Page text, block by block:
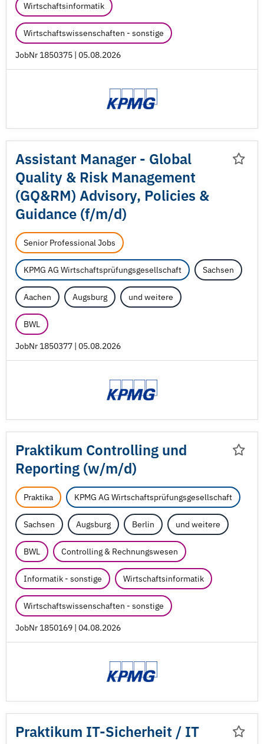
Wirtschaftsinformatik
Wirtschaftswissenschaften - sonstige
JobNr 1850375 | 05.08.2026
Assistant Manager - Global
Quality & Risk Management
(GQ&RM) Advisory, Policies &
Guidance (f/m/d)
Senior Professional Jobs
KPMG AG Wirtschaftsprüfungsgesellschaft Sachsen
Aachen Augsburg und weitere
BWL
JobNr 1850377 | 05.08.2026
Praktikum Controlling und
Reporting (w/m/d)
Praktika KPMG AG Wirtschaftsprüfungsgesellschaft
Sachsen Augsburg Berlin und weitere
BWL Controlling & Rechnungswesen
Informatik - sonstige Wirtschaftsinformatik
Wirtschaftswissenschaften - sonstige
JobNr 1850169 | 04.08.2026
Praktikum IT-Sicherheit / IT